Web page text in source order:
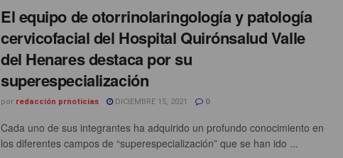
El equipo de otorrinolaringología y patología
cervicofacial del Hospital Quirónsalud Valle
del Henares destaca por su
superespecialización
por redacción prnoticias DICIEMBRE 15, 2021 0
Cada uno de sus integrantes ha adquirido un profundo conocimiento en
los diferentes campos de “superespecialización” que se han ido ...